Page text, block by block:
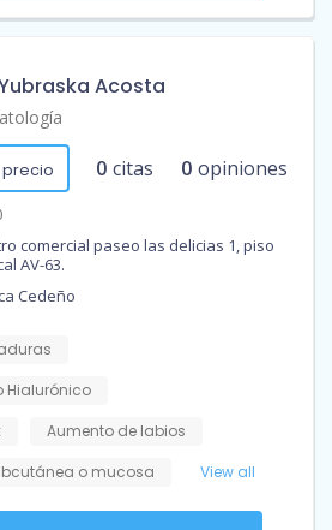
Acosta
precio 0 citas 0 opiniones
comercial paseo las delicias 1, piso
AV-63.
Cedeño
Hialurónico
Aumento de labios
o mucosa
View all